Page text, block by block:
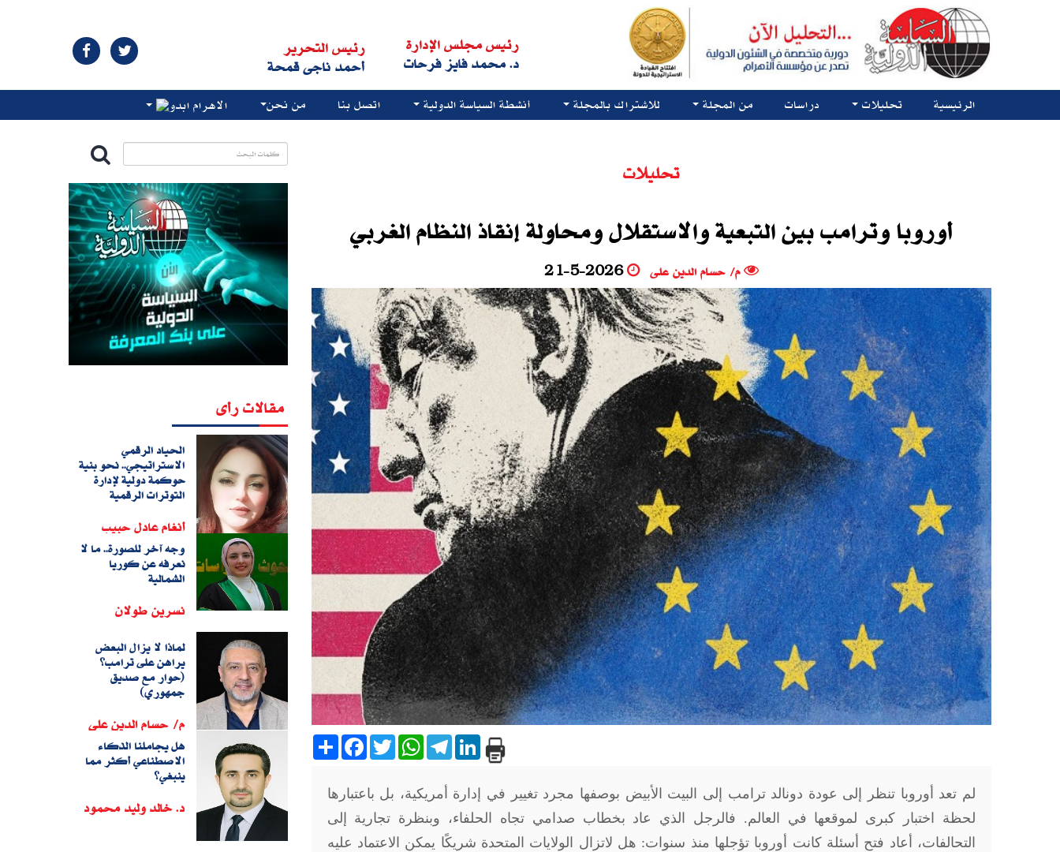
رئيس مجلس الإدارة
د. محمد فايز فرحات
رئيس التحرير
أحمد ناجى قمحة
الرئيسية تحليلات دراسات من المجلة للاشتراك بالمجلة أنشطة السياسة الدولية اتصل بنا من نحن الاهرام ابدو
تحليلات
أوروبا وترامب بين التبعية والاستقلال ومحاولة إنقاذ النظام الغربي
م/ حسام الدين على 21-5-2026
ShareFacebook
TwitterWhatsAppTelegramLinkedIn
لم تعد أوروبا تنظر إلى عودة دونالد ترامب إلى البيت الأبيض بوصفها مجرد تغيير في إدارة أمريكية، بل باعتبارها
لحظة اختبار كبرى لموقعها في العالم. فالرجل الذي عاد بخطاب صدامي تجاه الحلفاء، وبنظرة تجارية إلى
التحالفات، أعاد فتح أسئلة كانت أوروبا تؤجلها منذ سنوات: هل لاتزال الولايات المتحدة شريكًا يمكن الاعتماد عليه
مقالات رأى
الحياد الرقمي
الاستراتيجي.. نحو بنية
حوكمة دولية لإدارة
التوترات الرقمية
أنغام عادل حبيب
وجه آخر للصورة.. ما لا
نعرفه عن كوريا
الشمالية
نسرين طولان
لماذا لا يزال البعض
يراهن على ترامب؟
(حوار مع صديق
جمهوري)
م/ حسام الدين على
هل يجاملنا الذكاء
الاصطناعي أكثر مما
ينبغي؟
د. خالد وليد محمود